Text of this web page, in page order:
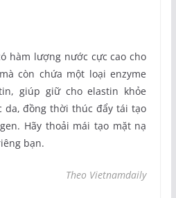
hàm lượng nước cực cao cho
còn chứa một loại enzyme
giúp giữ cho elastin khỏe
da, đồng thời thúc đẩy tái tạo
Hãy thoải mái tạo mặt nạ
bạn.
Theo Vietnamdaily